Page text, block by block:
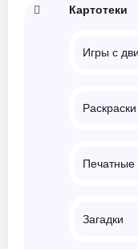
Картотеки
Игры с
Раскраски
Печатные
Загадки